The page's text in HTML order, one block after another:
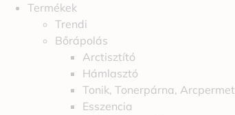
Termékek
Trendi
Bőrápolás
Arctisztító
Hámlasztó
Tonik, Tonerpárna, Arcpermet
Esszencia